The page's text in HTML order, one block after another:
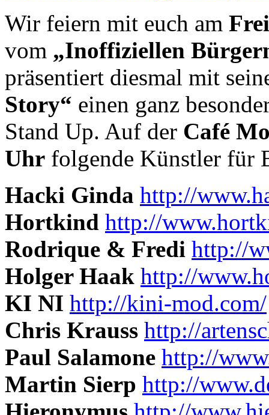
Wir feiern mit euch am
vom „Inoffiziellen
präsentiert diesmal mit
Story“ einen ganz
Stand Up. Auf der Café
Uhr folgende Künstler für
Hacki Ginda http://
Hortkind http://
Rodrique & Fredi http://
Holger Haak http://
KI NI http://kini-mod.com/
Chris Krauss http://
Paul Salamone http://
Martin Sierp http://